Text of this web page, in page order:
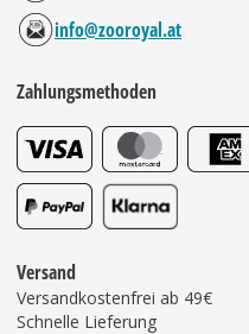
info@zooroyal.at
Zahlungsmethoden
Versand
Versandkostenfrei ab 49€
Schnelle Lieferung